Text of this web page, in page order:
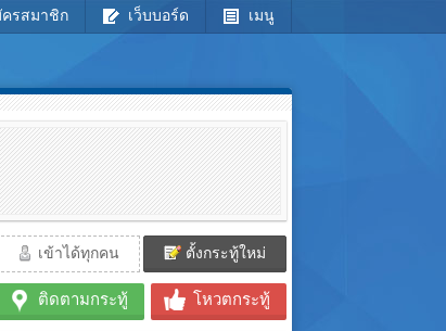
รสมาชิก เว็บบอร์ด เมนู
เข้าได้ทุกคน ตั้งกระทู้ใหม่
ติดตามกระทู้ โหวตกระทู้